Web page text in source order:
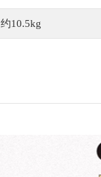
约10.5kg